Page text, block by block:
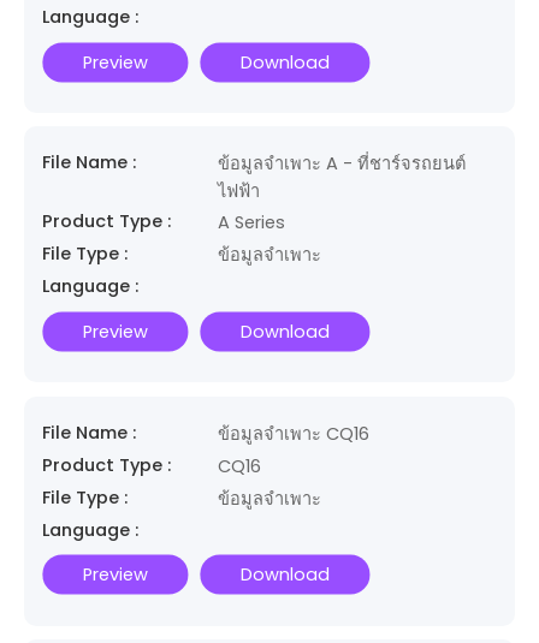
Language :
Preview
Download
File Name :
ข้อมูลจำเพาะ A - ที่ชาร์จรถยนต์
ไฟฟ้า
Product Type :
A Series
File Type :
ข้อมูลจำเพาะ
Language :
Preview
Download
File Name :
ข้อมูลจำเพาะ CQ16
Product Type :
CQ16
File Type :
ข้อมูลจำเพาะ
Language :
Preview
Download